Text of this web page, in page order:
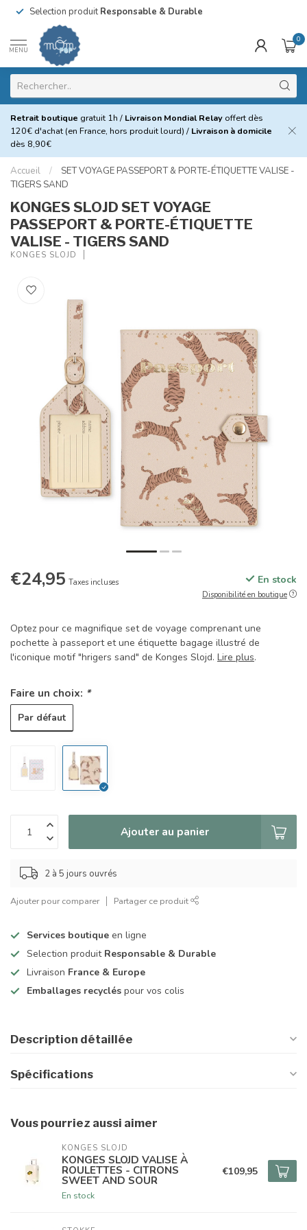
Selection produitResponsable & Durable
MENU
0
Retrait boutique gratuit 1h / Livraison Mondial Relay offert dès
120€ d'achat (en France, hors produit lourd) / Livraison à domicile
dès 8,90€
Accueil /
SET VOYAGE PASSEPORT & PORTE-ÉTIQUETTE VALISE -
TIGERS SAND
KONGES SLOJD SET VOYAGE
PASSEPORT & PORTE-ÉTIQUETTE
VALISE - TIGERS SAND
KONGES SLOJD
€24,95 Taxes incluses En stock
Disponibilité en boutique
Optez pour ce magnifique set de voyage comprenant une
pochette à passeport et une étiquette bagage illustré de
l'iconique motif "hrigers sand" de Konges Slojd. Lire plus.
Faire un choix: *
Par défaut
Ajouter au panier
2 à 5 jours ouvrés
Ajouter pour comparer Partager ce produit
Services boutique en ligne
Selection produit Responsable & Durable
Livraison France & Europe
Emballages recyclés pour vos colis
Description détaillée
Spécifications
Vous pourriez aussi aimer
KONGES SLOJD
KONGES SLOJD VALISE À
ROULETTES - CITRONS
SWEET AND SOUR
En stock
€109,95